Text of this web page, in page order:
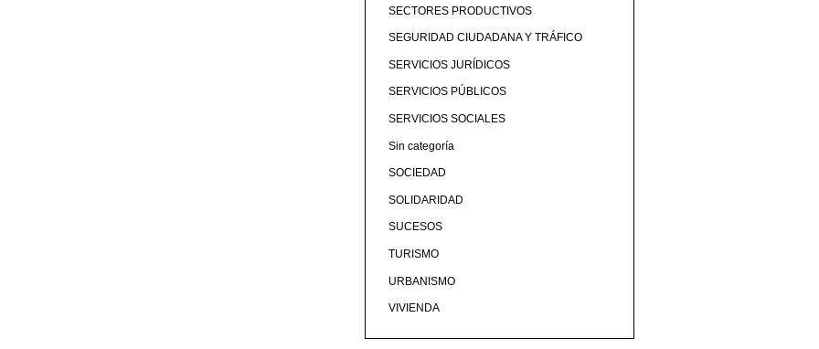
SECTORES PRODUCTIVOS
SEGURIDAD CIUDADANA Y TRÁFICO
SERVICIOS JURÍDICOS
SERVICIOS PÚBLICOS
SERVICIOS SOCIALES
Sin categoría
SOCIEDAD
SOLIDARIDAD
SUCESOS
TURISMO
URBANISMO
VIVIENDA